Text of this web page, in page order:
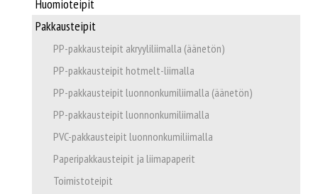
Pakkausvanteet ja -materiaalit
Pahvilaatikot ja aaltopahvituotteet
Säkit, kassit ja pussit
Pakkaussuojat
Svenska
Huomioteipit
Pakkausteipit
PP-pakkausteipit akryyliliimalla (äänetön)
PP-pakkausteipit hotmelt-liimalla
PP-pakkausteipit luonnonkumiliimalla (äänetön)
PP-pakkausteipit luonnonkumiliimalla
PVC-pakkausteipit luonnonkumiliimalla
Paperipakkausteipit ja liimapaperit
Toimistoteipit